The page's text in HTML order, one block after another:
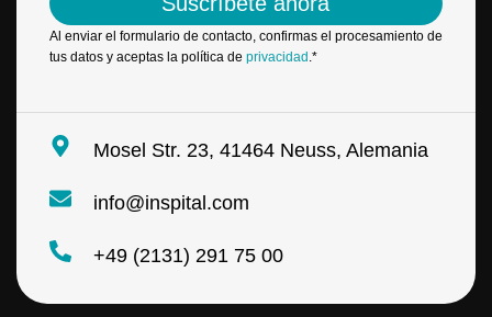
m
b
r
l
e
c
r
n
o
e
o
e
c
t
r
n
c
o
Al enviar el formulario de contacto, confirmas el procesamiento de
tus datos y aceptas la política de privacidad .*
Mosel Str. 23, 41464 Neuss, Alemania
info@inspital.com
+49 (2131) 291 75 00